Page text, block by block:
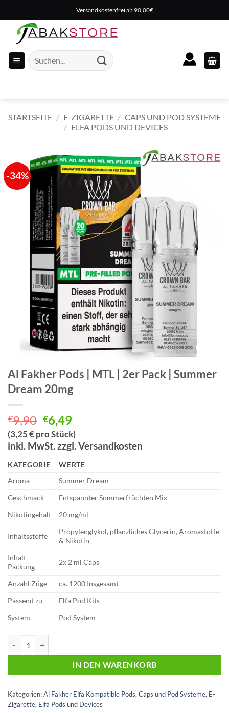
Inhalt
springen
Versandkostenfrei ab 90,00€
Suche
nach:
STARTSEITE / E-ZIGARETTE / CAPS UND POD SYSTEME
/ ELFA PODS UND DEVICES
-34%
Al Fakher Pods | MTL | 2er Pack | Summer
Dream 20mg
€9,90 Ursprünglicher
Preis
war:
€6,49Aktueller
Preis
ist:
(3,25 € pro Stück)
inkl. MwSt. zzgl. Versandkosten
KATEGORIE
WERTE
Aroma
Summer Dream
Geschmack
Entspannter Sommerfrüchten Mix
Nikotingehalt
20 mg/ml
Inhaltsstoffe
Propylenglykol, pflanzliches Glycerin, Aromastoffe
& Nikotin
Inhalt
Packung
2x 2 ml Caps
Anzahl Züge
ca. 1200 Insgesamt
Passend zu
Elfa Pod Kits
System
Pod System
IN DEN WARENKORB
Kategorien:Al Fakher Elfa Kompatible Pods, Caps und Pod Systeme, E-
Zigarette, Elfa Pods und Devices